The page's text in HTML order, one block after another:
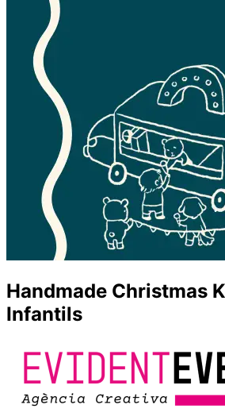
Handmade Christmas
Infantils